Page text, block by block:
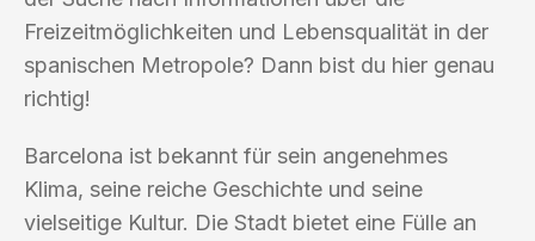
Freizeitmöglichkeiten und Lebensqualität in der
spanischen Metropole? Dann bist du hier genau
richtig!
Barcelona ist bekannt für sein angenehmes
Klima, seine reiche Geschichte und seine
vielseitige Kultur. Die Stadt bietet eine Fülle an